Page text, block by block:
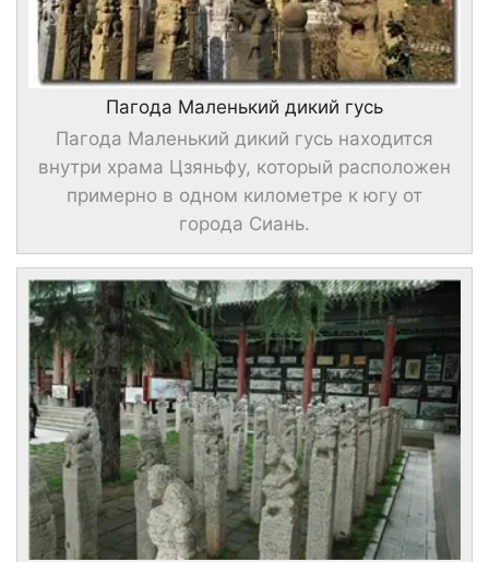
Пагода Маленький дикий гусь
Пагода Маленький дикий гусь находится
внутри храма Цзяньфу, который расположен
примерно в одном километре к югу от
города Сиань.